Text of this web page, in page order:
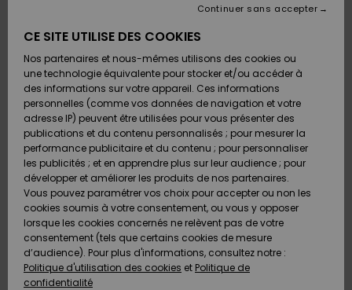
Accessoires
Chaussures
& Tongs
Surf
Snow
Nouveautés
Accessoires
Chaussures
& Tongs
Surf
Snow
Nouveautés
FEMME
Nouveautés
A
Découvrir
Snow
SURF
Enfant
Highlights
Communauté
SNOW
Snow
Shop
Enfant
Snow
Shop
Femme
A
Découvrir
Communauté
VENTE
FLASH
Enfant
Outlet
Femme
Préférences
Langue Et
Région
Retours
Paiement
Carte
Cadeau
Quiksilver
Freedom
Protection
des données
CE SITE UTILISE DES COOKIES
Nos partenaires et nous-mêmes utilisons des cookies ou
une technologie équivalente pour stocker et/ou accéder à
des informations sur votre appareil. Ces informations
personnelles (comme vos données de navigation et votre
adresse IP) peuvent être utilisées pour vous présenter des
publications et du contenu personnalisés ; pour mesurer la
performance publicitaire et du contenu ; pour personnaliser
les publicités ; et en apprendre plus sur leur audience ; pour
développer et améliorer les produits de nos partenaires.
Vous pouvez paramétrer vos choix pour accepter ou non les
cookies soumis à votre consentement, ou vous y opposer
lorsque les cookies concernés ne relèvent pas de votre
consentement (tels que certains cookies de mesure
d’audience). Pour plus d'informations, consultez notre :
Politique d'utilisation des cookies et Politique de
confidentialité
Continuer sans accepter